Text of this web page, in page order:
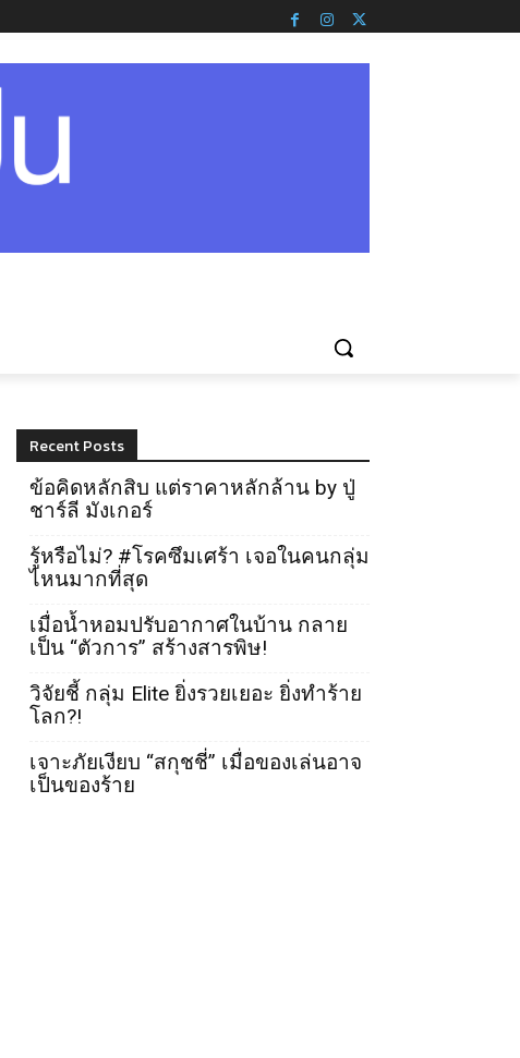
Recent Posts
ข้อคิดหลักสิบ แต่ราคาหลักล้าน by ปู่
ชาร์ลี มังเกอร์
รู้หรือไม่? #โรคซึมเศร้า เจอในคนกลุ่ม
ไหนมากที่สุด
เมื่อน้ำหอมปรับอากาศในบ้าน กลาย
เป็น “ตัวการ” สร้างสารพิษ!
วิจัยชี้ กลุ่ม Elite ยิ่งรวยเยอะ ยิ่งทำร้าย
โลก?!
เจาะภัยเงียบ “สกุชชี่” เมื่อของเล่นอาจ
เป็นของร้าย